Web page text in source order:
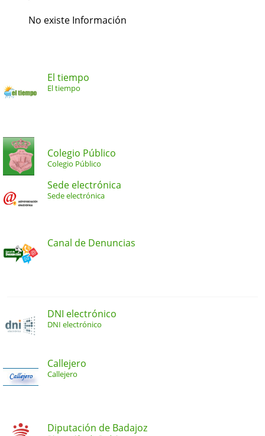
No existe Información
El tiempo
El tiempo
Colegio Público
Colegio Público
Sede electrónica
Sede electrónica
Canal de Denuncias
DNI electrónico
DNI electrónico
Callejero
Callejero
Diputación de Badajoz